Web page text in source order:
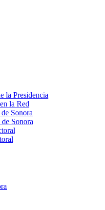
la Presidencia
la Red
Sonora
Sonora